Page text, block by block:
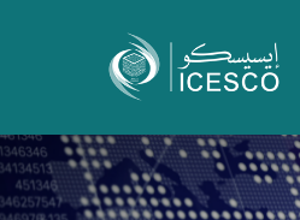
عن الإيسيسكو
الحوكمة
مجال عملنا